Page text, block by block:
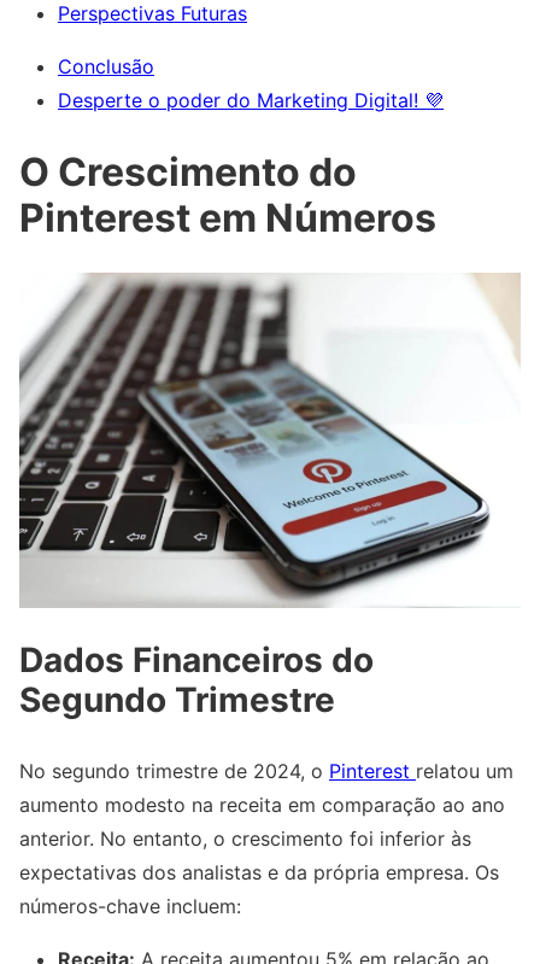
Perspectivas Futuras
Conclusão
Desperte o poder do Marketing Digital! 💜
O Crescimento do
Pinterest em Números
Dados Financeiros do
Segundo Trimestre
No segundo trimestre de 2024, o Pinterest relatou um
aumento modesto na receita em comparação ao ano
anterior. No entanto, o crescimento foi inferior às
expectativas dos analistas e da própria empresa. Os
números-chave incluem: